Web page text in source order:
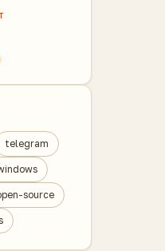
telegram
source